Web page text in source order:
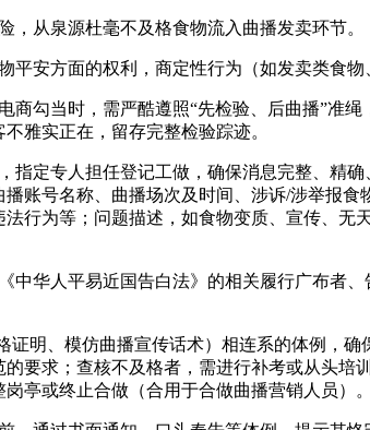
从泉源杜毫不及格食物流入曲播发卖环节。
方面的权利，商定性行为（如发卖类食物
勾当时，需严酷遵照“先检验、后曲播”准绳
雅实正在，留存完整检验踪迹。
专人担任登记工做，确保消息完整、精确
账号名称、曲播场次及时间、涉诉/涉举报
行为等；问题描述，如食物变质、宣传、无
华人平易近国告白法》的相关履行广布者、
、模仿曲播宣传话术）相连系的体例，确
要求；查核不及格者，需进行补考或从头培
亭或终止合做（合用于合做曲播营销人员）。